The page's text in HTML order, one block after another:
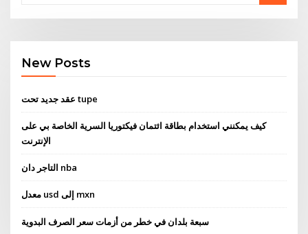
New Posts
عقد جديد تحت tupe
كيف يمكنني استخدام بطاقة ائتمان فيكتوريا السرية الخاصة بي على
الإنترنت
التاجر دان nba
معدل usd إلى mxn
سبعة بلدان في خطر من أزمات سعر الصرف البدوية